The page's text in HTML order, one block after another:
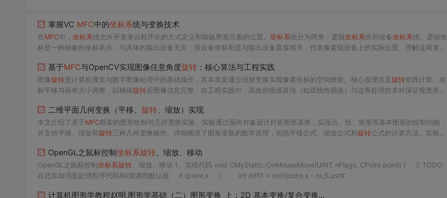
掌握VC MFC中的坐标系统与变换技术
在MFC中， 坐标系统允许开发者以程序化的方式定义和操纵界面元素的位置。 坐标系统分为两类：逻辑坐标系统和设备坐标系统。逻辑坐
标是一种抽象的坐标表示，与具体的输出设备无关；而设备坐标则是与输出设备直接相关，代表像素或设备上的实际位置。理解这两者之
象基类。它为设备上下文提供了丰富的接口，包括绘图、字体、颜色、坐标转换等操作。
基于MFC与OpenCV实现图像任意角度旋转：核心算法与工程实践
图像旋转是计算机视觉与数字图像处理中的基础操作，其本质是通过仿射变换实现像素坐标的空间映射。核心原理涉及旋转矩阵计算、坐
标平移与画布大小调整，以确保旋转后图像信息完整。在工程实践中，高效的插值算法（如双线性插值）与边界处理技术对保证视觉质量
理工具。这种经典架构不仅适用于学习图像处理核心概念，也为维护或扩展遗留桌面系统提供了可行方案，尤其在需要集成现代计算机视
觉能力的场景中展现出实用价
二维平面几何变换（平移、 旋转、缩放）实现
本文介绍了基于MFC框架的图形绘制与几何变换实验。实验通过面向对象设计封装图形基类，实现点、线、矩形等基本图形的绘制功能，
并支持平移、缩放和旋转三种几何变换操作。详细阐述了图形变换的数学原理，包括平移公式、缩放公式和旋转公式的计算方法。实验采
验，并提出了功能扩展建议，如增加填充效果、支持三维变换和数据导出等。
OpenGL之鼠标控制坐标系旋转、缩放、移动
OpenGL之鼠标控制坐标系旋转、缩放、移动 1、实现代码 void CMyStatic::OnMouseMove(UINT nFlags, CPoint point) { // TODO:
在此添加消息处理程序代码和/或调用默认值 if (point.x { int diffX = (int)(point.x - m_fLastX
计算机图形学教程赵明,图形学基础（二）图形变换_上：2D 基本变换/复合变换...